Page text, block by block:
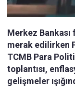
Merkez Bankası
merak edilirken
TCMB Para
toplantısı,
gelişmeler